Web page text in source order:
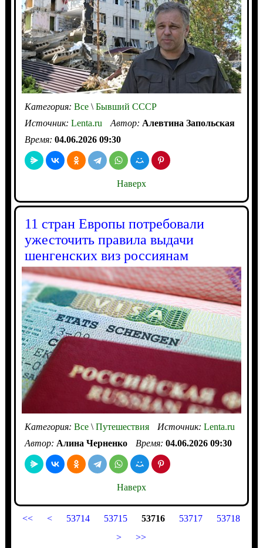
Категория: Все\Бывший СССР
Источник: Lenta.ru Автор: Алевтина Запольская
Время: 04.06.2026 09:30
Наверх
11 стран Европы потребовали
ужесточить правила выдачи
шенгенских виз россиянам
Категория: Все\Путешествия Источник: Lenta.ru
Автор: Алина Черненко Время: 04.06.2026 09:30
Наверх
<< < 53714 53715 53716 53717
53718
>
>>